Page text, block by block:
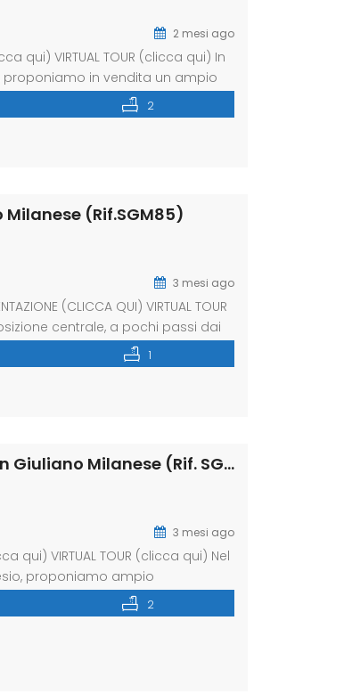
2 mesi ago
qui) VIRTUAL TOUR (clicca qui) In
proponiamo in vendita un ampio
vivere in ambienti spaziosi,
[…]
2
(Rif.SGM85)
3 mesi ago
(CLICCA QUI) VIRTUAL TOUR
centrale, a pochi passi dai
cucina abitabile, due camere
e indispensabile box auto a […]
1
Quadrilocale via Civesio 3, Civesio, Viboldone, San Giuliano Milanese (Rif. SGM84)
3 mesi ago
qui) VIRTUAL TOUR (clicca qui) Nel
proponiamo ampio
graziosa palazzina senza
mantenuta in ottime condizioni.
2